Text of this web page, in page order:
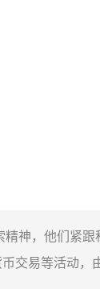
神，他们紧
交易等活动